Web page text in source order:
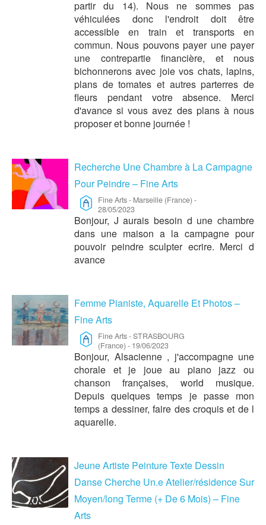
partir du 14). Nous ne sommes pas
véhiculées donc l'endroit doit être
accessible en train et transports en
commun. Nous pouvons payer une payer
une contrepartie financière, et nous
bichonnerons avec joie vos chats, lapins,
plans de tomates et autres parterres de
fleurs pendant votre absence. Merci
d'avance si vous avez des plans à nous
proposer et bonne journée !
Recherche Une Chambre à La Campagne
Pour Peindre – Fine Arts
Fine Arts- Marseille (France) -
28/05/2023
Bonjour, J aurais besoin d une chambre
dans une maison a la campagne pour
pouvoir peindre sculpter ecrire. Merci d
avance
Femme Pianiste, Aquarelle Et Photos –
Fine Arts
Fine Arts-STRASBOURG
(France) - 19/06/2023
Bonjour, Alsacienne , j'accompagne une
chorale et je joue au piano jazz ou
chanson françaises, world musique.
Depuis quelques temps je passe mon
temps a dessiner, faire des croquis et de l
aquarelle.
Jeune Artiste Peinture Texte Dessin
Danse Cherche Un.e Atelier/résidence Sur
Moyen/long Terme (+ De 6 Mois) – Fine
Arts